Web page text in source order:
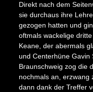
Direkt nach dem
sie durchaus ihre
gezogen hatten und
oftmals wackelige
Keane, der abermals
und Centerhüne Gavin
Braunschweig zog die
nochmals an, erzwang
dann dank der Treffer